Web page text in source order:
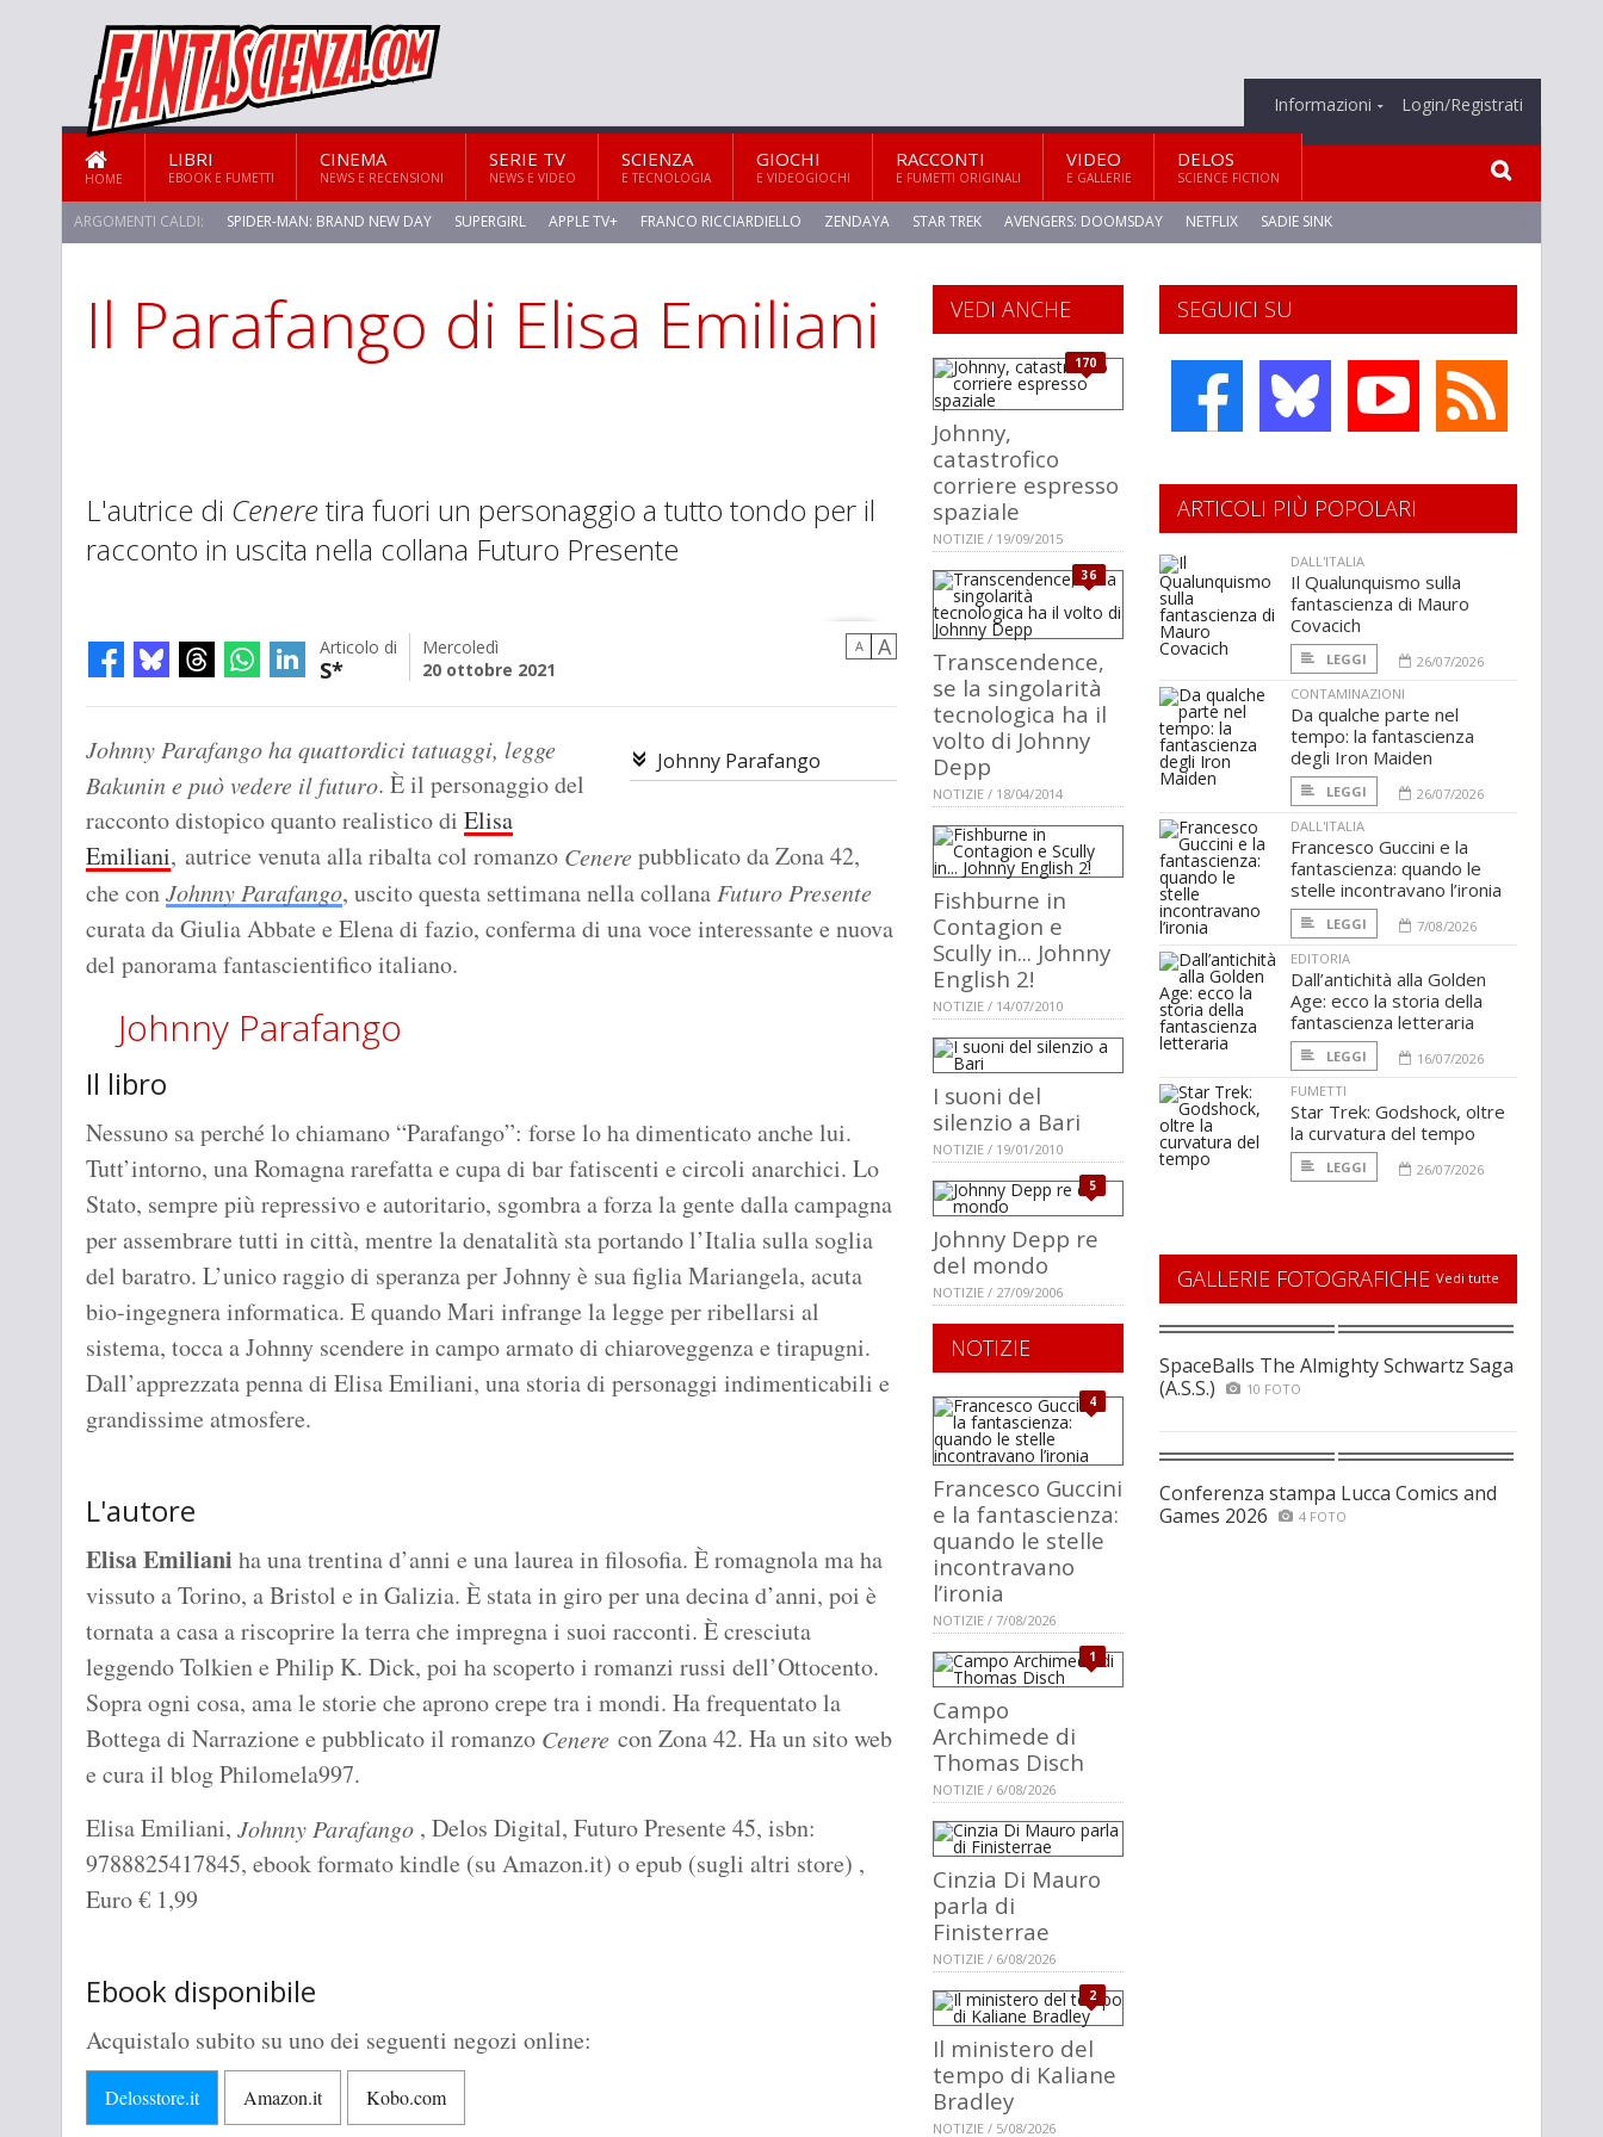
Informazioni Login/Registrati
HOME
LIBRI
EBOOK E FUMETTI
CINEMA
NEWS E RECENSIONI
SERIE TV
NEWS E VIDEO
SCIENZA
E TECNOLOGIA
GIOCHI
E VIDEOGIOCHI
RACCONTI
E FUMETTI ORIGINALI
VIDEO
E GALLERIE
DELOS
SCIENCE FICTION
ARGOMENTI CALDI: SPIDER-MAN: BRAND NEW DAY SUPERGIRL APPLE TV+ FRANCO RICCIARDIELLO ZENDAYA STAR TREK AVENGERS: DOOMSDAY NETFLIX SADIE SINK
STAR TREK: STRANGE NEW WORLDS
Il Parafango di Elisa Emiliani
L'autrice di Cenere tira fuori un personaggio a tutto tondo per il
racconto in uscita nella collana Futuro Presente
Articolo di
S*
Mercoledì
20 ottobre 2021
A A
Johnny Parafango
Johnny Parafango ha quattordici tatuaggi, legge
Bakunin e può vedere il futuro. È il personaggio del
racconto distopico quanto realistico di Elisa
Emiliani, autrice venuta alla ribalta col romanzo Cenere pubblicato da Zona 42,
che conJohnny Parafango, uscito questa settimana nella collanaFuturo Presente
curata da Giulia Abbate e Elena di fazio, conferma di una voce interessante e nuova
del panorama fantascientifico italiano.
Johnny Parafango
Il libro
Nessuno sa perché lo chiamano “Parafango”: forse lo ha dimenticato anche lui.
Tutt’intorno, una Romagna rarefatta e cupa di bar fatiscenti e circoli anarchici. Lo
Stato, sempre più repressivo e autoritario, sgombra a forza la gente dalla campagna
per assembrare tutti in città, mentre la denatalità sta portando l’Italia sulla soglia
del baratro. L’unico raggio di speranza per Johnny è sua figlia Mariangela, acuta
bio-ingegnera informatica. E quando Mari infrange la legge per ribellarsi al
sistema, tocca a Johnny scendere in campo armato di chiaroveggenza e tirapugni.
Dall’apprezzata penna di Elisa Emiliani, una storia di personaggi indimenticabili e
grandissime atmosfere.
L'autore
Elisa Emiliani ha una trentina d’anni e una laurea in filosofia. È romagnola ma ha
vissuto a Torino, a Bristol e in Galizia. È stata in giro per una decina d’anni, poi è
tornata a casa a riscoprire la terra che impregna i suoi racconti. È cresciuta
leggendo Tolkien e Philip K. Dick, poi ha scoperto i romanzi russi dell’Ottocento.
Sopra ogni cosa, ama le storie che aprono crepe tra i mondi. Ha frequentato la
Bottega di Narrazione e pubblicato il romanzo Cenere con Zona 42. Ha un sito web
e cura il blog Philomela997.
Elisa Emiliani, Johnny Parafango , Delos Digital, Futuro Presente 45, isbn:
9788825417845, ebook formato kindle (su Amazon.it) o epub (sugli altri store) ,
Euro€ 1,99
Ebook disponibile
Acquistalo subito su uno dei seguenti negozi online:
Delosstore.it Amazon.it Kobo.com
SEGUICI SU
VEDI ANCHE
170
Johnny,
catastrofico
corriere espresso
spaziale
NOTIZIE / 19/09/2015
36
Transcendence,
se la singolarità
tecnologica ha il
volto di Johnny
Depp
NOTIZIE / 18/04/2014
Fishburne in
Contagion e
Scully in... Johnny
English 2!
NOTIZIE / 14/07/2010
I suoni del
silenzio a Bari
NOTIZIE / 19/01/2010
5
Johnny Depp re
del mondo
NOTIZIE / 27/09/2006
NOTIZIE
4
Francesco Guccini
e la fantascienza:
quando le stelle
incontravano
l’ironia
NOTIZIE / 7/08/2026
1
Campo
Archimede di
Thomas Disch
NOTIZIE / 6/08/2026
Cinzia Di Mauro
parla di
Finisterrae
NOTIZIE / 6/08/2026
2
Il ministero del
tempo di Kaliane
Bradley
NOTIZIE / 5/08/2026
ARTICOLI PIÙ POPOLARI
DALL'ITALIA
Il Qualunquismo sulla
fantascienza di Mauro
Covacich
LEGGI
26/07/2026
CONTAMINAZIONI
Da qualche parte nel
tempo: la fantascienza
degli Iron Maiden
LEGGI
26/07/2026
DALL'ITALIA
Francesco Guccini e la
fantascienza: quando le
stelle incontravano l’ironia
LEGGI
7/08/2026
EDITORIA
Dall’antichità alla Golden
Age: ecco la storia della
fantascienza letteraria
LEGGI
16/07/2026
FUMETTI
Star Trek: Godshock, oltre
la curvatura del tempo
LEGGI 26/07/2026
GALLERIE FOTOGRAFICHE Vedi tutte
SpaceBalls The Almighty Schwartz Saga
(A.S.S.)
10 FOTO
Conferenza stampa Lucca Comics and
Games 2026
4 FOTO